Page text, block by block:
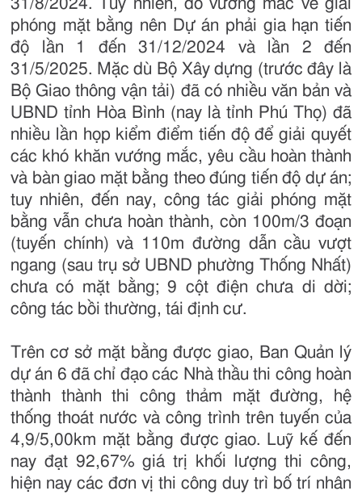
31/8/2024. Tuy nhiên, do vướng mắc về giải
phóng mặt bằng nên Dự án phải gia hạn tiến
độ lần 1 đến 31/12/2024 và lần 2 đến
31/5/2025. Mặc dù Bộ Xây dựng (trước đây là
Bộ Giao thông vận tải) đã có nhiều văn bản và
UBND tỉnh Hòa Bình (nay là tỉnh Phú Thọ) đã
nhiều lần họp kiểm điểm tiến độ để giải quyết
các khó khăn vướng mắc, yêu cầu hoàn thành
và bàn giao mặt bằng theo đúng tiến độ dự án;
tuy nhiên, đến nay, công tác giải phóng mặt
bằng vẫn chưa hoàn thành, còn 100m/3 đoạn
(tuyến chính) và 110m đường dẫn cầu vượt
ngang (sau trụ sở UBND phường Thống Nhất)
chưa có mặt bằng; 9 cột điện chưa di dời;
công tác bồi thường, tái định cư.
Trên cơ sở mặt bằng được giao, Ban Quản lý
dự án 6 đã chỉ đạo các Nhà thầu thi công hoàn
thành thành thi công thảm mặt đường, hệ
thống thoát nước và công trình trên tuyến của
4,9/5,00km mặt bằng được giao. Luỹ kế đến
nay đạt 92,67% giá trị khối lượng thi công,
hiện nay các đơn vị thi công duy trì bố trí nhân